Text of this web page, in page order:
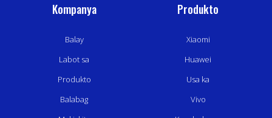
Kompanya
Balay
Labot sa
Produkto
Balabag
Produkto
Xiaomi
Huawei
Usa ka
Vivo